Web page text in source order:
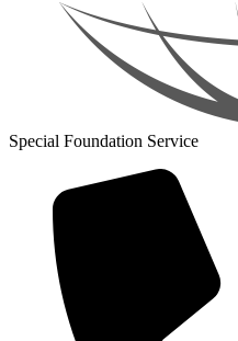
Special Foundation Service